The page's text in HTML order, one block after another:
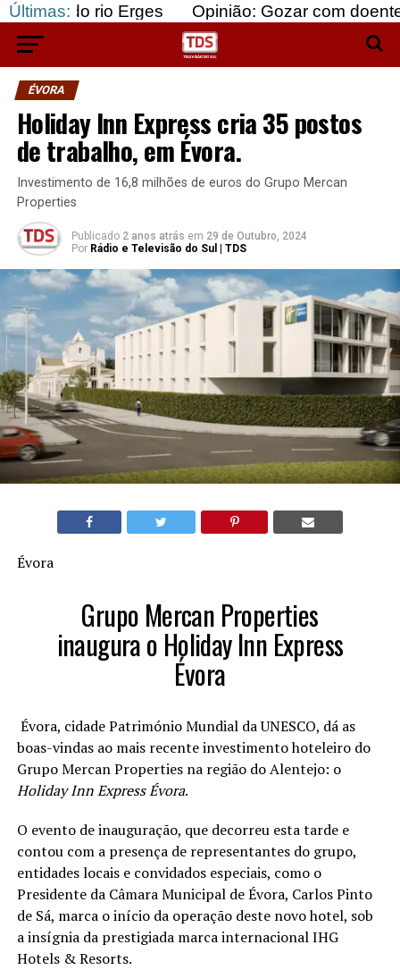
Últimas:
Erges Opinião: Gozar com doentes e
ÉVORA
Holiday Inn Express cria 35 postos
de trabalho, em Évora.
Investimento de 16,8 milhões de euros do Grupo Mercan
Properties
Publicado 2 anos atrás em 29 de Outubro, 2024
Por Rádio e Televisão do Sul | TDS
Évora
Grupo Mercan Properties
inaugura o Holiday Inn Express
Évora
Évora, cidade Património Mundial da UNESCO, dá as
boas-vindas ao mais recente investimento hoteleiro do
Grupo Mercan Properties na região do Alentejo: o
Holiday Inn Express Évora.
O evento de inauguração, que decorreu esta tarde e
contou com a presença de representantes do grupo,
entidades locais e convidados especiais, como o
Presidente da Câmara Municipal de Évora, Carlos Pinto
de Sá, marca o início da operação deste novo hotel, sob
a insígnia da prestigiada marca internacional IHG
Hotels & Resorts.